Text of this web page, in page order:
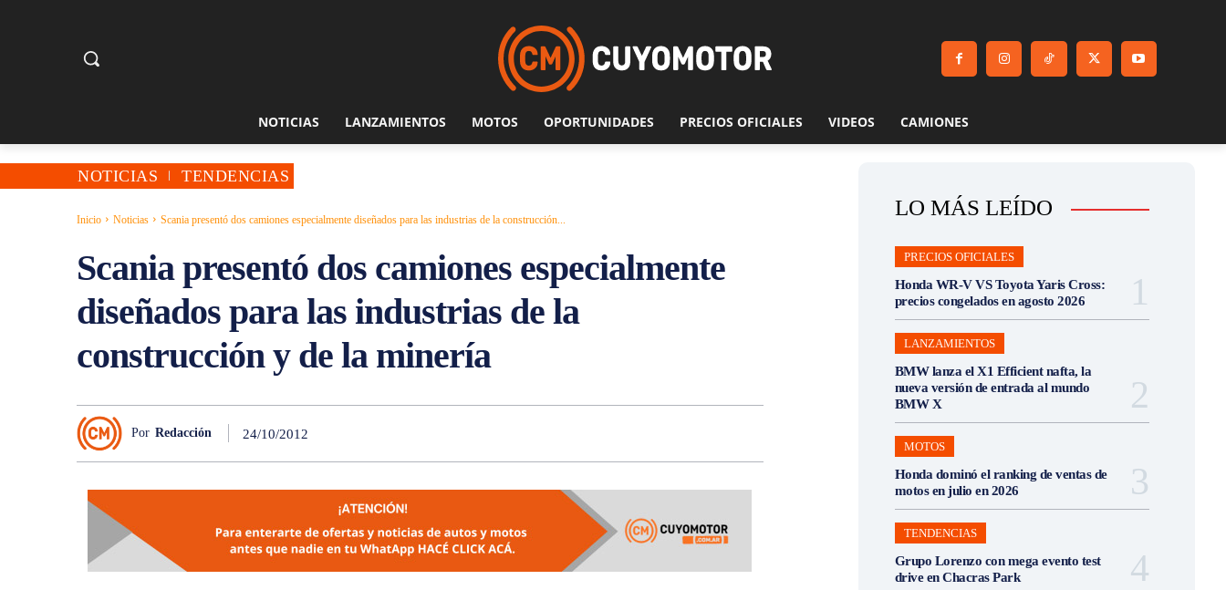
NOTICIAS LANZAMIENTOS MOTOS OPORTUNIDADES PRECIOS OFICIALES VIDEOS CAMIONES
NOTICIAS TENDENCIAS
Inicio Noticias Scania presentó dos camiones especialmente diseñados para las industrias de la construcción...
Scania presentó dos camiones especialmente
diseñados para las industrias de la
construcción y de la minería
Por Redacción 24/10/2012
LO MÁS LEÍDO
PRECIOS OFICIALES
Honda WR-V VS Toyota Yaris Cross:
precios congelados en agosto 2026
LANZAMIENTOS
BMW lanza el X1 Efficient nafta, la
nueva versión de entrada al mundo
BMW X
MOTOS
Honda dominó el ranking de ventas de
motos en julio en 2026
TENDENCIAS
Grupo Lorenzo con mega evento test
drive en Chacras Park